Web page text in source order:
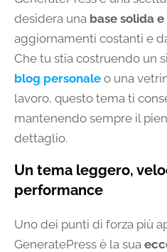
desidera una base solida
aggiornamenti costanti e
Che tu stia costruendo un
blog personale o una
lavoro, questo tema ti
mantenendo sempre il
dettaglio.
Un tema leggero,
performance
Uno dei punti di forza più
GeneratePress è la sua